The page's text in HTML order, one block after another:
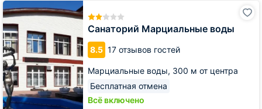
Санаторий Марциальные воды
8.5 17 отзывов гостей
Марциальные воды, 300 м от центра
Бесплатная отмена
Всё включено
Санаторий
Марциальные
воды